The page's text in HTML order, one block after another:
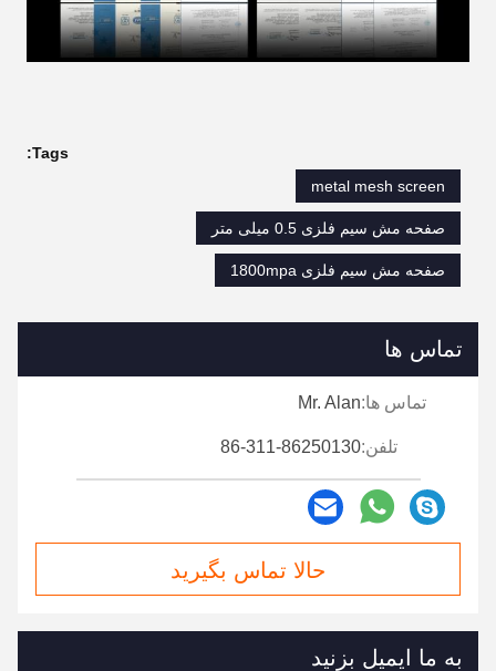
Tags:
metal mesh screen
صفحه مش سیم فلزی 0.5 میلی متر
صفحه مش سیم فلزی 1800mpa
تماس ها
تماس ها:Mr. Alan
تلفن:86-311-86250130
حالا تماس بگیرید
به ما ایمیل بزنید